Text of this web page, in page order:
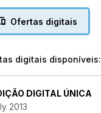
Ofertas digitais
digitais disponíveis:
DIGITAL ÚNICA
2013